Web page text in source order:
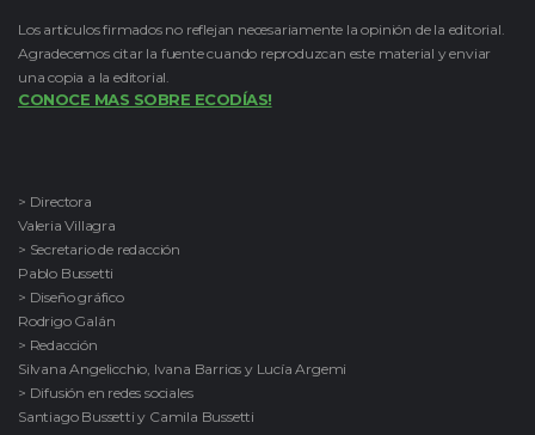
Los artículos firmados no reflejan necesariamente la opinión de la editorial.
Agradecemos citar la fuente cuando reproduzcan este material y enviar
una copia a la editorial.
CONOCE MAS SOBRE ECODÍAS!
> Directora
Valeria Villagra
> Secretario de redacción
Pablo Bussetti
> Diseño gráfico
Rodrigo Galán
> Redacción
Silvana Angelicchio, Ivana Barrios y Lucía Argemi
> Difusión en redes sociales
Santiago Bussetti y Camila Bussetti